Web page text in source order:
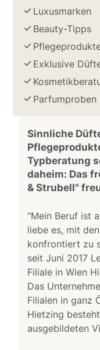
Luxusmarken
Beauty-Tipps
Exklusive
Parfumproben
Sinnliche
Typberatung
daheim: Das
& Strubell"
"Mein Beruf ist
liebe es, mit
konfrontiert zu
seit Juni 2017
Filiale in Wien
Das
Filialen in ganz
Hietzing
ausgebildeten